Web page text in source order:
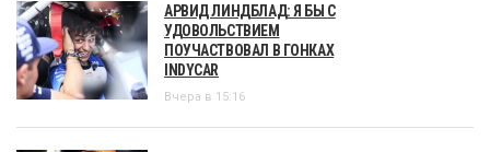
АРВИД ЛИНДБЛАД: Я БЫ С
УДОВОЛЬСТВИЕМ
ПОУЧАСТВОВАЛ В ГОНКАХ
INDYCAR
Вчера в 15:16